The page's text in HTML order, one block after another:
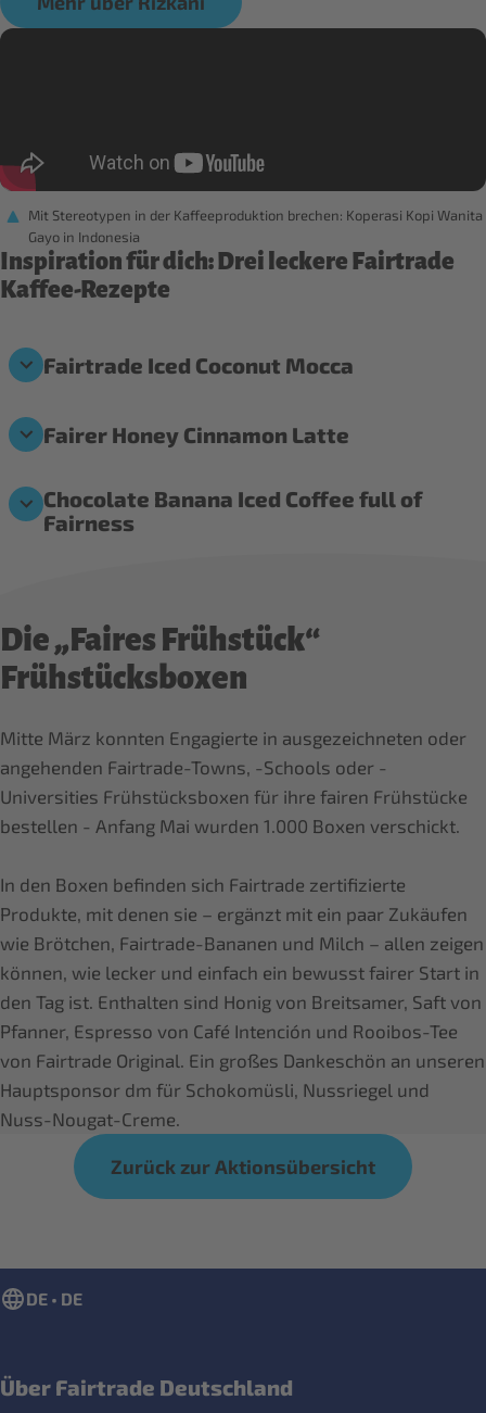
Mit Stereotypen in der Kaffeeproduktion brechen: Koperasi Kopi Wanita
Gayo in Indonesia
Inspiration für dich: Drei leckere Fairtrade
Kaffee-Rezepte
Fairtrade Iced Coconut Mocca
Fairer Honey Cinnamon Latte
Chocolate Banana Iced Coffee full of
Fairness
Die „Faires Frühstück“
Frühstücksboxen
Mitte März konnten Engagierte in ausgezeichneten oder
angehenden Fairtrade-Towns, -Schools oder -
Universities Frühstücksboxen für ihre fairen Frühstücke
bestellen - Anfang Mai wurden 1.000 Boxen verschickt.
In den Boxen befinden sich Fairtrade zertifizierte
Produkte, mit denen sie – ergänzt mit ein paar Zukäufen
wie Brötchen, Fairtrade-Bananen und Milch – allen zeigen
können, wie lecker und einfach ein bewusst fairer Start in
den Tag ist. Enthalten sind Honig von Breitsamer, Saft von
Pfanner, Espresso von Café Intención und Rooibos-Tee
von Fairtrade Original. Ein großes Dankeschön an unseren
Hauptsponsor dm für Schokomüsli, Nussriegel und
Nuss-Nougat-Creme.
Zurück zur Aktionsübersicht
DE • DE
Über Fairtrade Deutschland